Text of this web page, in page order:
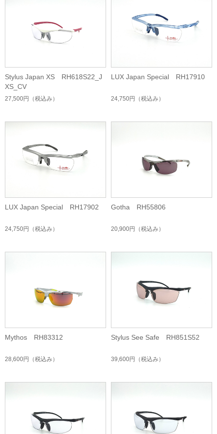
Stylus Japan XS RH618S22_J
XS_CV
27,500円 （税込み）
LUX Japan Special RH17910
24,750円 （税込み）
LUX Japan Special RH17902
24,750円 （税込み）
Gotha RH55806
20,900円 （税込み）
Mythos RH83312
28,600円 （税込み）
Stylus See Safe RH851S52
39,600円 （税込み）